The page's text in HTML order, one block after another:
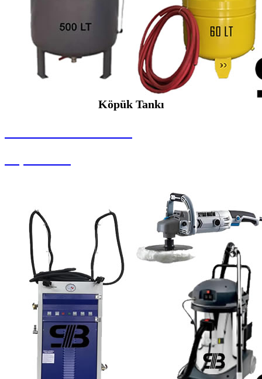
Köpük Tankı